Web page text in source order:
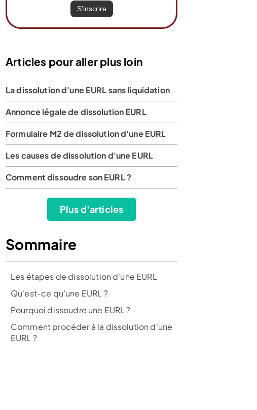
Articles pour aller plus loin
La dissolution d'une EURL sans liquidation
Annonce légale de dissolution EURL
Formulaire M2 de dissolution d'une EURL
Les causes de dissolution d'une EURL
Comment dissoudre son EURL ?
Plus d'articles
Sommaire
Les étapes de dissolution d'une EURL
Qu'est-ce qu'une EURL ?
Pourquoi dissoudre une EURL ?
Comment procéder à la dissolution d'une
EURL ?